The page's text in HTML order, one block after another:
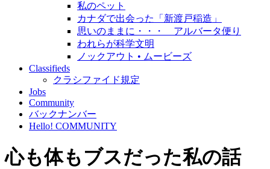
私のペット
カナダで出会った「新渡戸稲造」
思いのままに・・・ アルバータ便り
われらが科学文明
ノックアウト • ムービーズ
Classifieds
クラシファイド規定
Jobs
Community
バックナンバー
Hello! COMMUNITY
心も体もブスだった私の話